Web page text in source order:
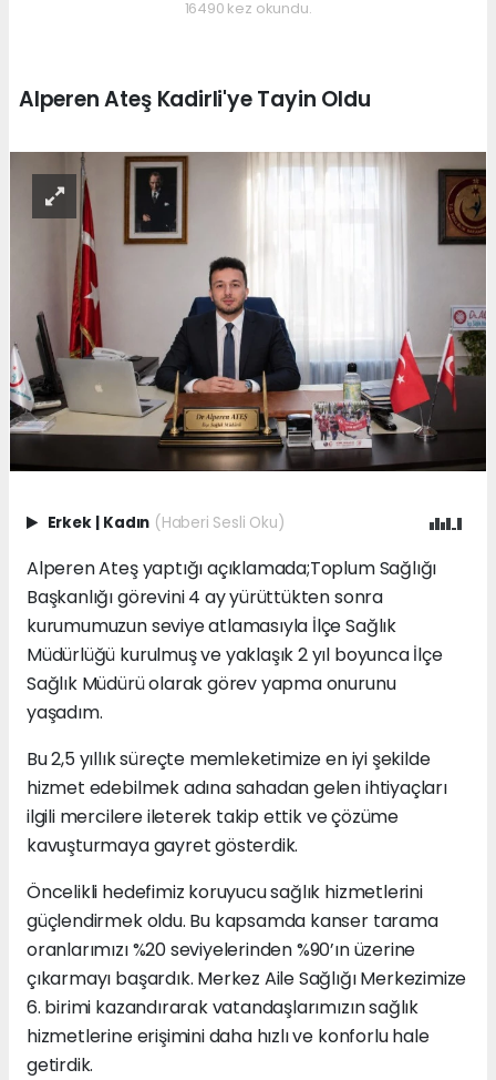
16490 kez okundu.
Alperen Ateş Kadirli'ye Tayin Oldu
Erkek Kadın (Haberi Sesli Oku)
Alperen Ateş yaptığı açıklamada;Toplum Sağlığı
Başkanlığı görevini 4 ay yürüttükten sonra
kurumumuzun seviye atlamasıyla İlçe Sağlık
Müdürlüğü kurulmuş ve yaklaşık 2 yıl boyunca İlçe
Sağlık Müdürü olarak görev yapma onurunu
yaşadım.
Bu 2,5 yıllık süreçte memleketimize en iyi şekilde
hizmet edebilmek adına sahadan gelen ihtiyaçları
ilgili mercilere ileterek takip ettik ve çözüme
kavuşturmaya gayret gösterdik.
Öncelikli hedefimiz koruyucu sağlık hizmetlerini
güçlendirmek oldu. Bu kapsamda kanser tarama
oranlarımızı %20 seviyelerinden %90’ın üzerine
çıkarmayı başardık. Merkez Aile Sağlığı Merkezimize
6. birimi kazandırarak vatandaşlarımızın sağlık
hizmetlerine erişimini daha hızlı ve konforlu hale
getirdik.